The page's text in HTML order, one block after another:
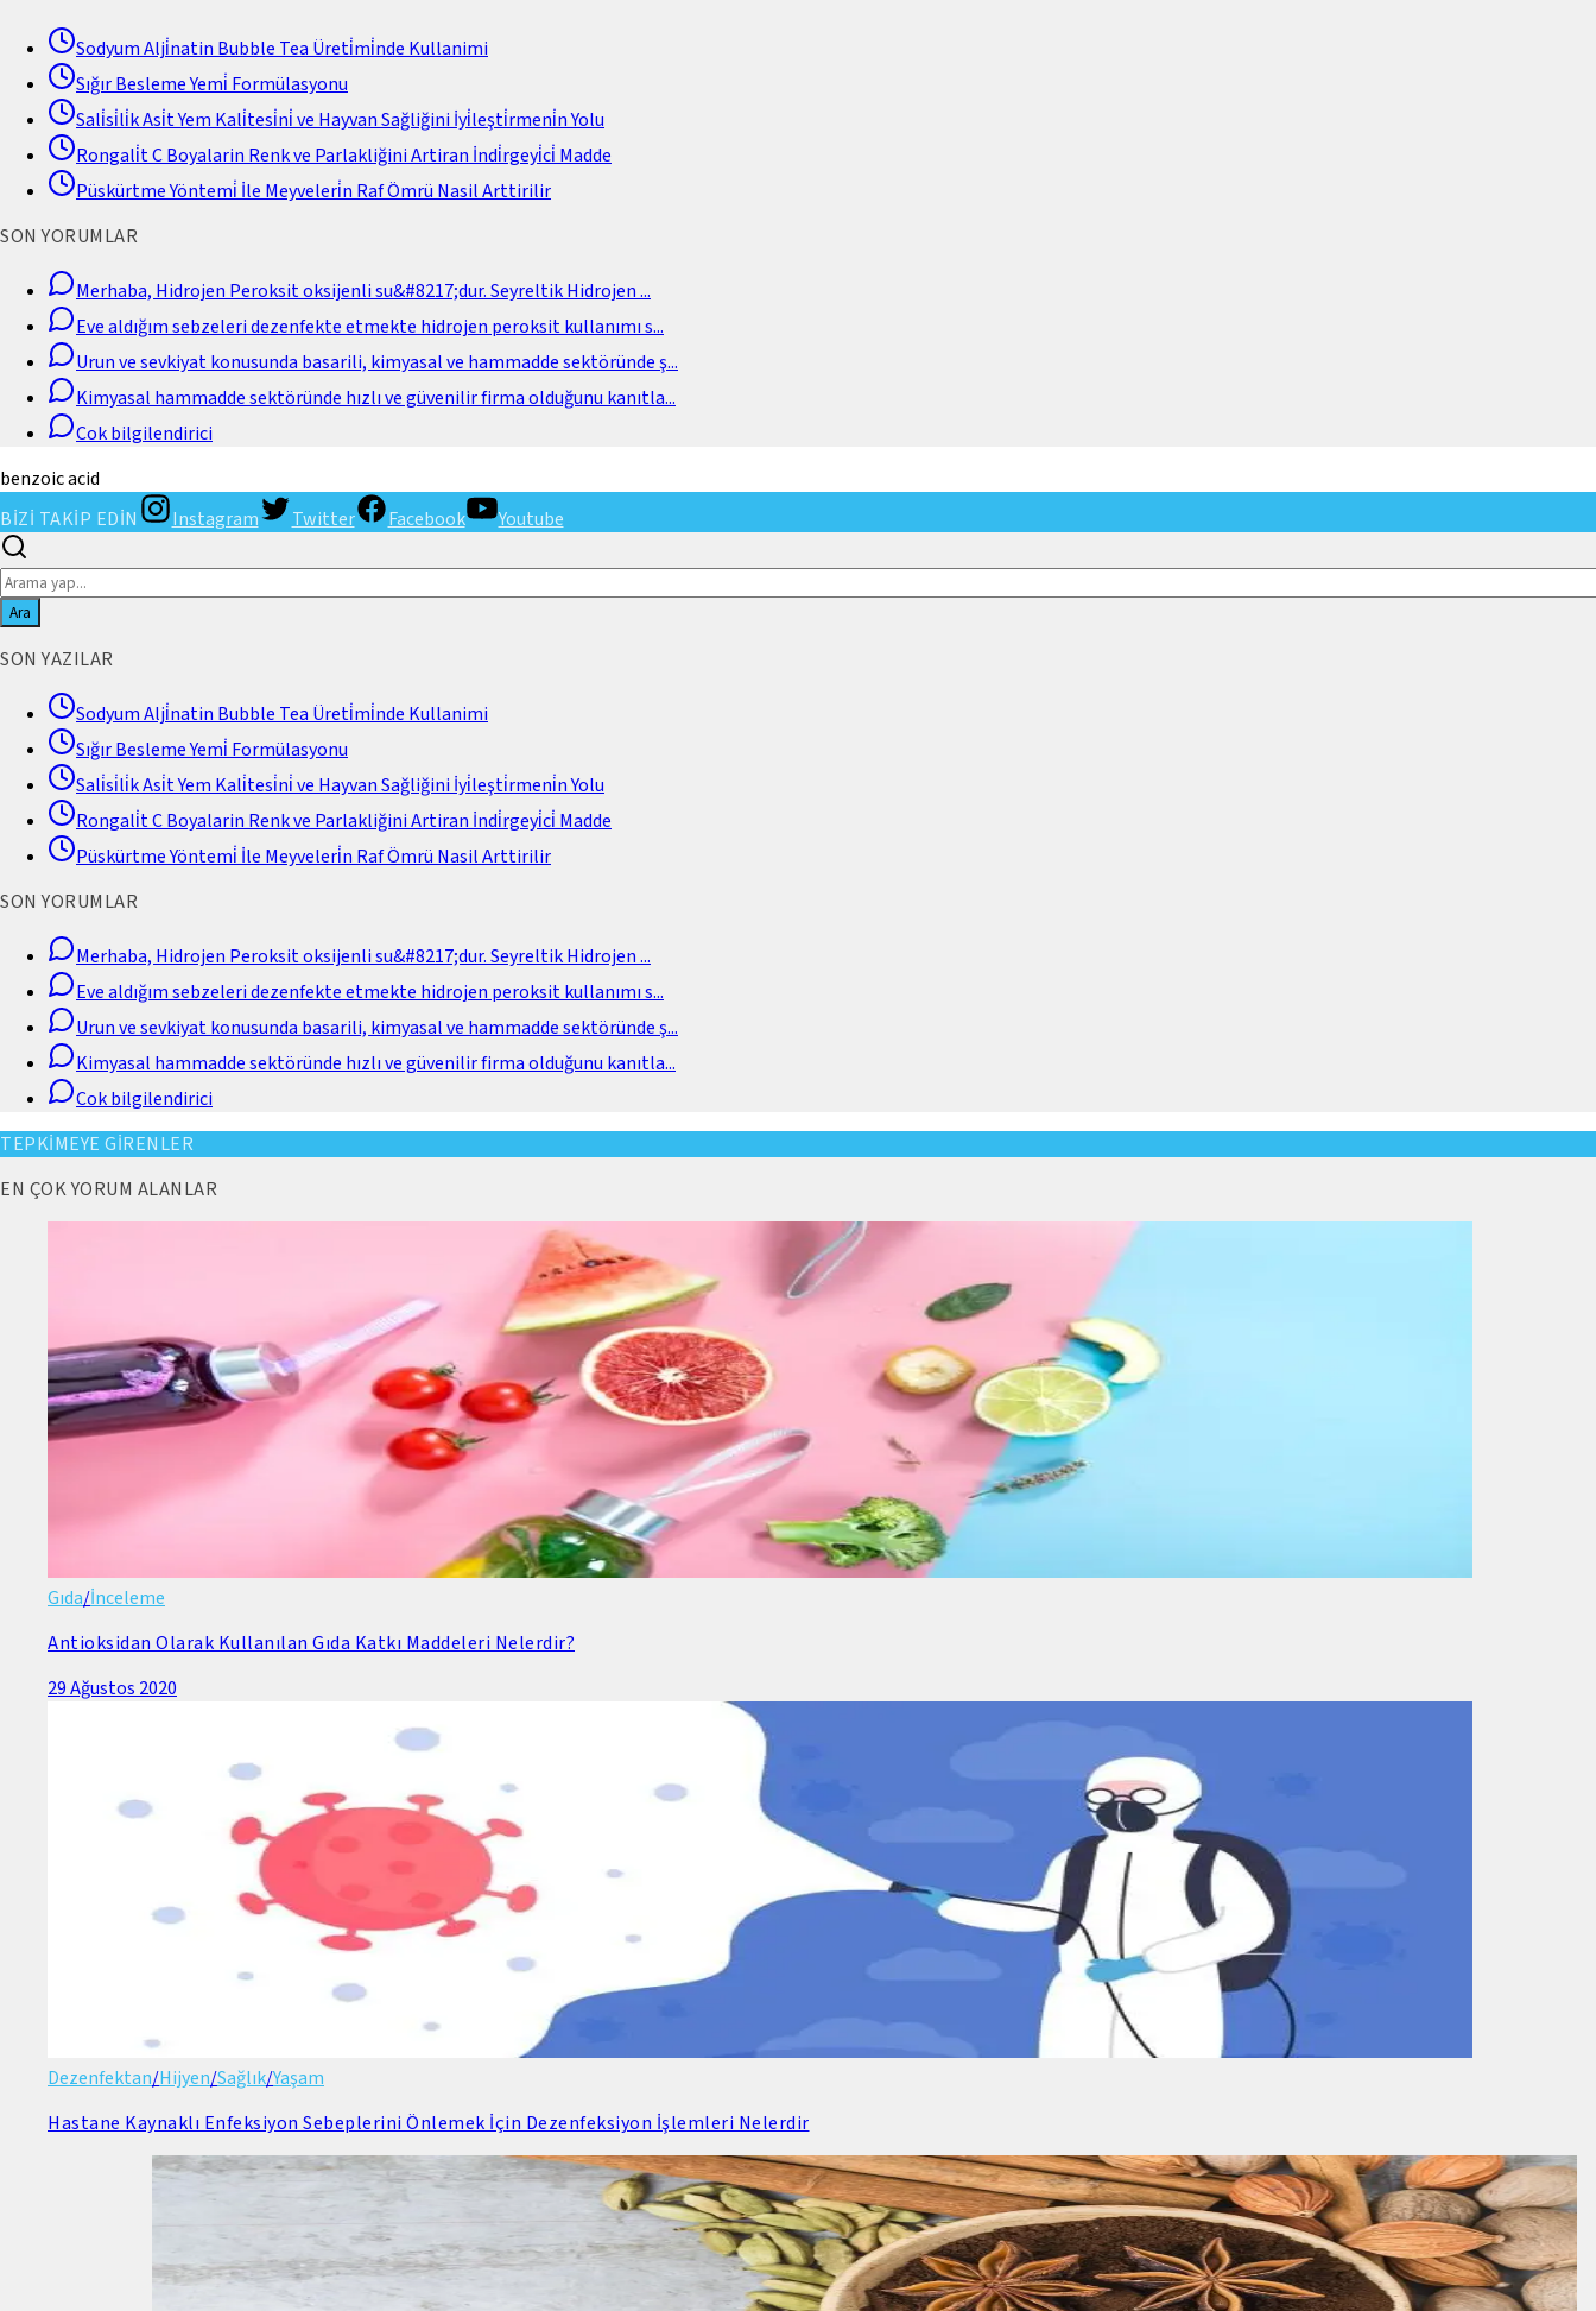
Sodyum Alji̇natin Bubble Tea Üreti̇mi̇nde Kullanimi
Sığır Besleme Yemi̇ Formülasyonu
Sali̇si̇li̇k Asi̇t Yem Kali̇tesi̇ni̇ ve Hayvan Sağliğini İyi̇leşti̇rmeni̇n Yolu
Rongali̇t C Boyalarin Renk ve Parlakliğini Artiran İndi̇rgeyi̇ci̇ Madde
Püskürtme Yöntemi̇ İle Meyveleri̇n Raf Ömrü Nasil Arttirilir
SON YORUMLAR
Merhaba, Hidrojen Peroksit oksijenli su&#8217;dur. Seyreltik Hidrojen...
Eve aldığım sebzeleri dezenfekte etmekte hidrojen peroksit kullanımı s...
Urun ve sevkiyat konusunda basarili, kimyasal ve hammadde sektöründe ş...
Kimyasal hammadde sektöründe hızlı ve güvenilir firma olduğunu kanıtla...
Cok bilgilendirici
benzoic acid
BİZİ TAKİP EDİN
Instagram Twitter Facebook Youtube
Ara
SON YAZILAR
Sodyum Alji̇natin Bubble Tea Üreti̇mi̇nde Kullanimi
Sığır Besleme Yemi̇ Formülasyonu
Sali̇si̇li̇k Asi̇t Yem Kali̇tesi̇ni̇ ve Hayvan Sağliğini İyi̇leşti̇rmeni̇n Yolu
Rongali̇t C Boyalarin Renk ve Parlakliğini Artiran İndi̇rgeyi̇ci̇ Madde
Püskürtme Yöntemi̇ İle Meyveleri̇n Raf Ömrü Nasil Arttirilir
SON YORUMLAR
Merhaba, Hidrojen Peroksit oksijenli su&#8217;dur. Seyreltik Hidrojen...
Eve aldığım sebzeleri dezenfekte etmekte hidrojen peroksit kullanımı s...
Urun ve sevkiyat konusunda basarili, kimyasal ve hammadde sektöründe ş...
Kimyasal hammadde sektöründe hızlı ve güvenilir firma olduğunu kanıtla...
Cok bilgilendirici
TEPKİMEYE GİRENLER
EN ÇOK YORUM ALANLAR
Gıda/İnceleme
Antioksidan Olarak Kullanılan Gıda Katkı Maddeleri Nelerdir?
29 Ağustos 2020
Dezenfektan/Hijyen/Sağlık/Yaşam
Hastane Kaynaklı Enfeksiyon Sebeplerini Önlemek İçin Dezenfeksiyon İşlemleri Nelerdir